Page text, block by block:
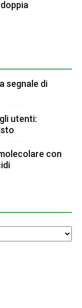
segnale di
utenti:
con